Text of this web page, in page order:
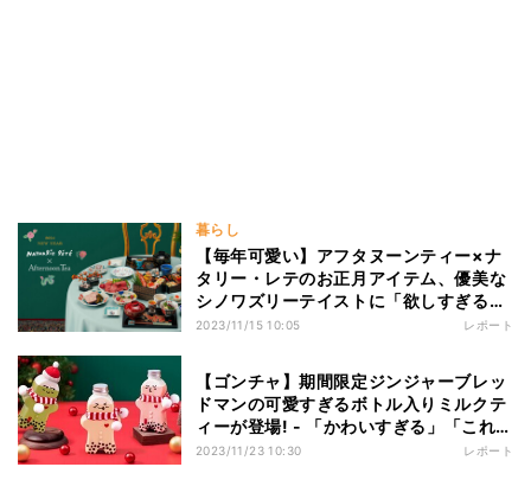
暮らし
【毎年可愛い】アフタヌーンティー×ナ
タリー・レテのお正月アイテム、優美な
シノワズリーテイストに「欲しすぎる」
と期待の声
2023/11/15 10:05 レポート
【ゴンチャ】期間限定ジンジャーブレッ
ドマンの可愛すぎるボトル入りミルクテ
ィーが登場! - 「かわいすぎる」「これは
欲しい」と話題に
2023/11/23 10:30 レポート